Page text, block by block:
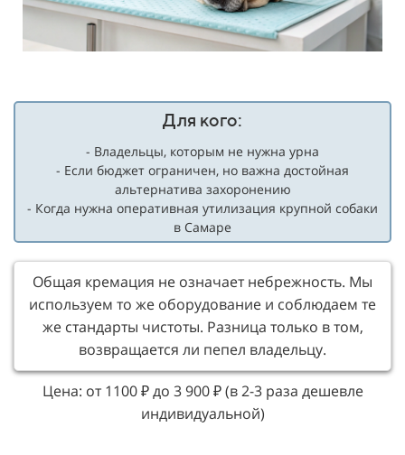
Для кого:
- Владельцы, которым не нужна урна
- Если бюджет ограничен, но важна достойная
альтернатива захоронению
- Когда нужна оперативная утилизация крупной собаки
в Самаре
Общая кремация не означает небрежность. Мы
используем то же оборудование и соблюдаем те
же стандарты чистоты. Разница только в том,
возвращается ли пепел владельцу.
Цена: от 1100 ₽ до 3 900 ₽ (в 2-3 раза дешевле
индивидуальной)